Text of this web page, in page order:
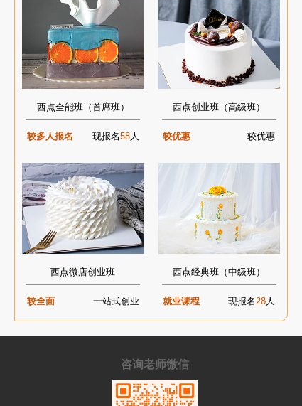
西点全能班（首席班）
较多人报名 现报名58人
西点创业班（高级班）
较优惠 较优惠
西点微店创业班
较全面 一站式创业
西点经典班（中级班）
就业课程 现报名28人
咨询老师微信